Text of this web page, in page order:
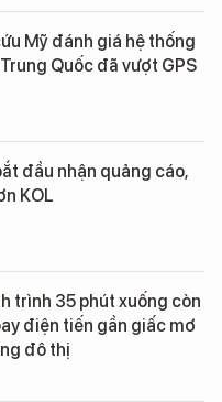
Mỹ đánh giá hệ thống
Quốc đã vượt GPS
đầu nhận quảng cáo,
KOL
trình 35 phút xuống còn
điện tiến gần giấc mơ
đô thị